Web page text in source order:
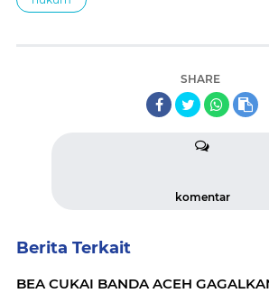
SHARE
komentar
Berita Terkait
BEA CUKAI BANDA ACEH